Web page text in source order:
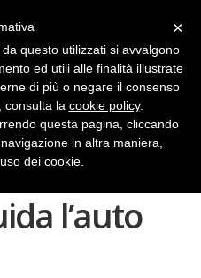
l’auto
×
questo utilizzati si avvalgono
ed utili alle finalità illustrate
di più o negare il consenso
consulta la cookie policy.
questa pagina, cliccando
in altra maniera,
dei cookie.